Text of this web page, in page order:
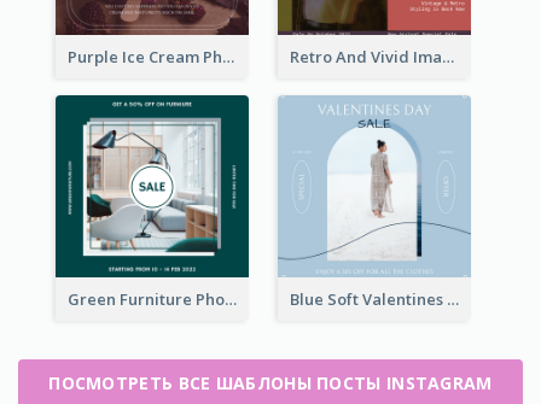
Purple Ice Cream Photo Dessert Sale Instagram Post Retro And Vivid Image Instagram Post Design Idea
Green Furniture Photo Furniture Sale Instagram Post Blue Soft Valentines Day Limited Sale Instagram Post
ПОСМОТРЕТЬ ВСЕ ШАБЛОНЫ ПОСТЫ INSTAGRAM